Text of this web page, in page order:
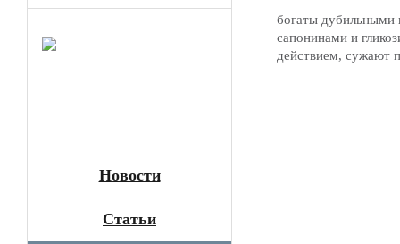
Новости
Статьи
богаты дубильными
сапонинами и
действием, сужают